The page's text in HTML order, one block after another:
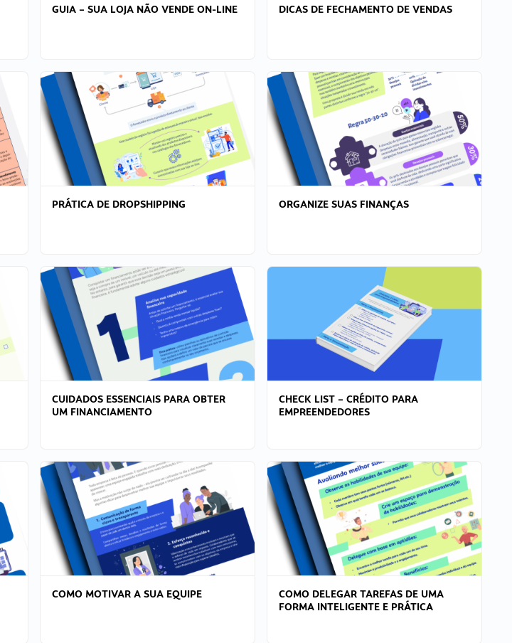
GUIA – SUA LOJA NÃO VENDE ON-LINE DICAS DE FECHAMENTO DE VENDAS
PRÁTICA DE DROPSHIPPING ORGANIZE SUAS FINANÇAS
CUIDADOS ESSENCIAIS PARA OBTER
UM FINANCIAMENTO
CHECK LIST – CRÉDITO PARA
EMPREENDEDORES
COMO MOTIVAR A SUA EQUIPE
COMO DELEGAR TAREFAS DE UMA
FORMA INTELIGENTE E PRÁTICA